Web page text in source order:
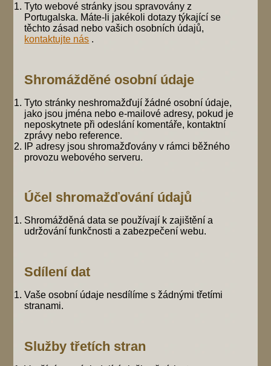
Tyto webové stránky jsou spravovány z
Portugalska. Máte-li jakékoli dotazy týkající se
těchto zásad nebo vašich osobních údajů,
kontaktujte nás .
Shromážděné osobní údaje
Tyto stránky neshromažďují žádné osobní údaje,
jako jsou jména nebo e-mailové adresy, pokud je
neposkytnete při odeslání komentáře, kontaktní
zprávy nebo reference.
IP adresy jsou shromažďovány v rámci běžného
provozu webového serveru.
Účel shromažďování údajů
Shromážděná data se používají k zajištění a
udržování funkčnosti a zabezpečení webu.
Sdílení dat
Vaše osobní údaje nesdílíme s žádnými třetími
stranami.
Služby třetích stran